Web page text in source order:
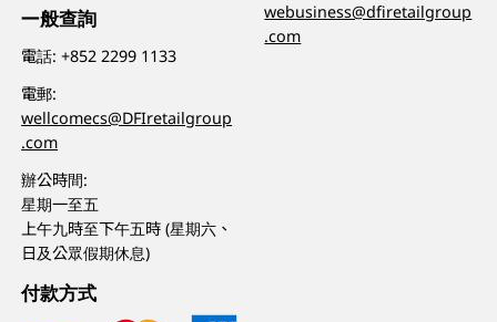
一般查詢
電話:+852 2299 1133
電郵:
wellcomecs@DFIretailgroup
.com
辦公時間:
星期一至五
上午九時至下午五時 (星期六、
日及公眾假期休息)
webusiness@dfiretailgroup
.com
付款方式